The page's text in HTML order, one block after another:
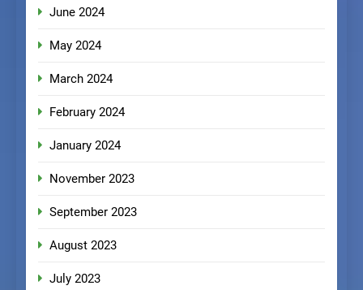
June 2024
May 2024
March 2024
February 2024
January 2024
November 2023
September 2023
August 2023
July 2023